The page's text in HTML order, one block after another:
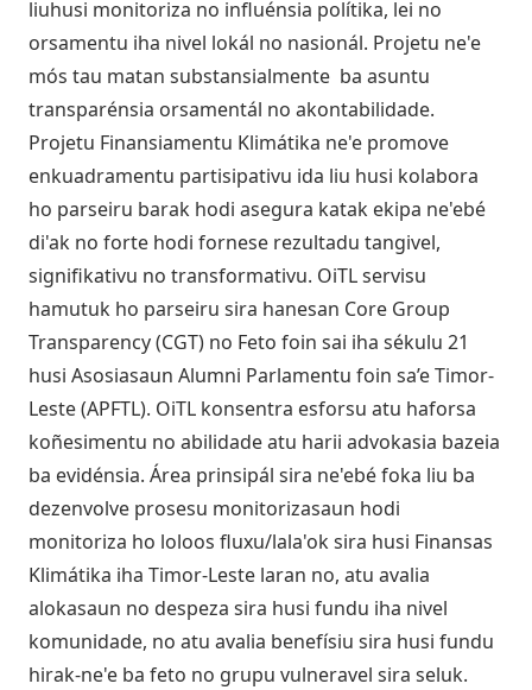
liuhusi monitoriza no influénsia polítika, lei no
orsamentu iha nivel lokál no nasionál. Projetu ne'e
mós tau matan substansialmente ba asuntu
transparénsia orsamentál no akontabilidade.
Projetu Finansiamentu Klimátika ne'e promove
enkuadramentu partisipativu ida liu husi kolabora
ho parseiru barak hodi asegura katak ekipa ne'ebé
di'ak no forte hodi fornese rezultadu tangivel,
signifikativu no transformativu. OiTL servisu
hamutuk ho parseiru sira hanesan Core Group
Transparency (CGT) no Feto foin sai iha sékulu 21
husi Asosiasaun Alumni Parlamentu foin sa’e Timor-
Leste (APFTL). OiTL konsentra esforsu atu haforsa
koñesimentu no abilidade atu harii advokasia bazeia
ba evidénsia. Área prinsipál sira ne'ebé foka liu ba
dezenvolve prosesu monitorizasaun hodi
monitoriza ho loloos fluxu/lala'ok sira husi Finansas
Klimátika iha Timor-Leste laran no, atu avalia
alokasaun no despeza sira husi fundu iha nivel
komunidade, no atu avalia benefísiu sira husi fundu
hirak-ne'e ba feto no grupu vulneravel sira seluk.